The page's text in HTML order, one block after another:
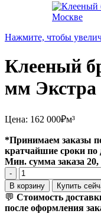
Нажмите, чтобы
Клееный
мм Экстра
Цена: 162 000₽м³
*Принимаем заказы
кратчайшие сроки
Мин. сумма заказа 20,
Количество
товара
Клееный
брус
100x150x6000
В корзину Купить
💬 Стоимость
после оформления